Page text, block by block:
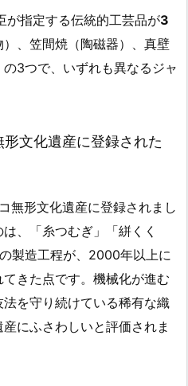
が指定する伝統的工芸品が3
、笠間焼（陶磁器）、真壁
3つで、いずれも異なるジャ
文化遺産に登録された
無形文化遺産に登録されまし
、「糸つむぎ」「絣くく
製造工程が、2000年以上に
きた点です。機械化が進む
を守り続けている稀有な織
にふさわしいと評価されま